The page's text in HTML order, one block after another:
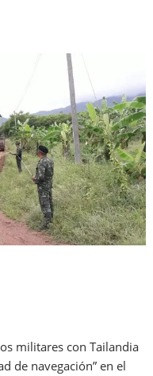
militares con Tailandia
de navegación” en el